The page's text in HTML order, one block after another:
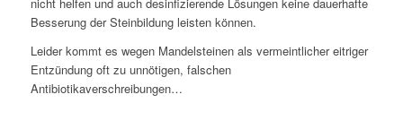
Besserung der Steinbildung leisten können.
Leider kommt es wegen Mandelsteinen als vermeintlicher eitriger
Entzündung oft zu unnötigen, falschen
Antibiotikaverschreibungen…